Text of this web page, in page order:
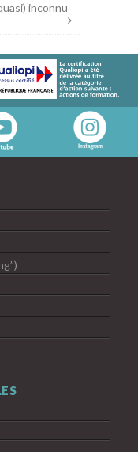
inconnu